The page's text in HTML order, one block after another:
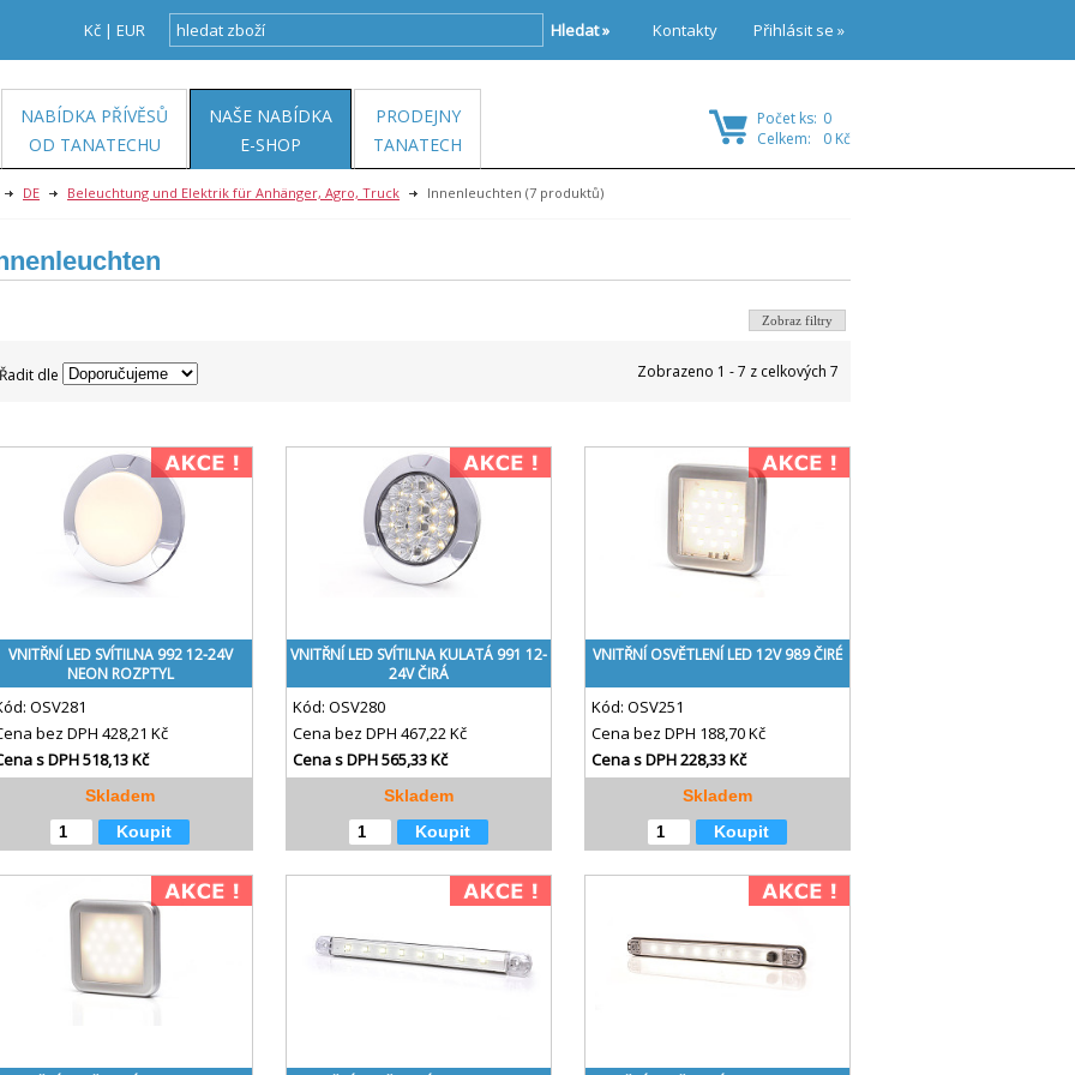
DE Beleuchtung und Elektrik für Anhänger, Agro, Truck Innenleuchten (7 produktů)
Zobraz filtry
Řadit dle Zobrazeno 1 - 7 z celkových 7
VNITŘNÍ LED SVÍTILNA 992 12-24V
NEON ROZPTYL
OSV281
bez DPH 428,21 Kč
s DPH518,13 Kč
Skladem
Koupit
VNITŘNÍ LED SVÍTILNA KULATÁ 991 12-
24V ČIRÁ
Kód: OSV280
Cena bez DPH 467,22 Kč
Cena s DPH565,33 Kč
Skladem
Koupit
VNITŘNÍ OSVĚTLENÍ LED 12V 989 ČIRÉ
Kód: OSV251
Cena bez DPH 188,70 Kč
Cena s DPH228,33 Kč
Skladem
Koupit
Přihlásit se »
Kontakty
Hledat »
Kč | EUR
NABÍDKA PŘÍVĚSŮ
OD TANATECHU
NAŠE NABÍDKA
E-SHOP
PRODEJNY
TANATECH
Počet ks: 0
Celkem:
0 Kč